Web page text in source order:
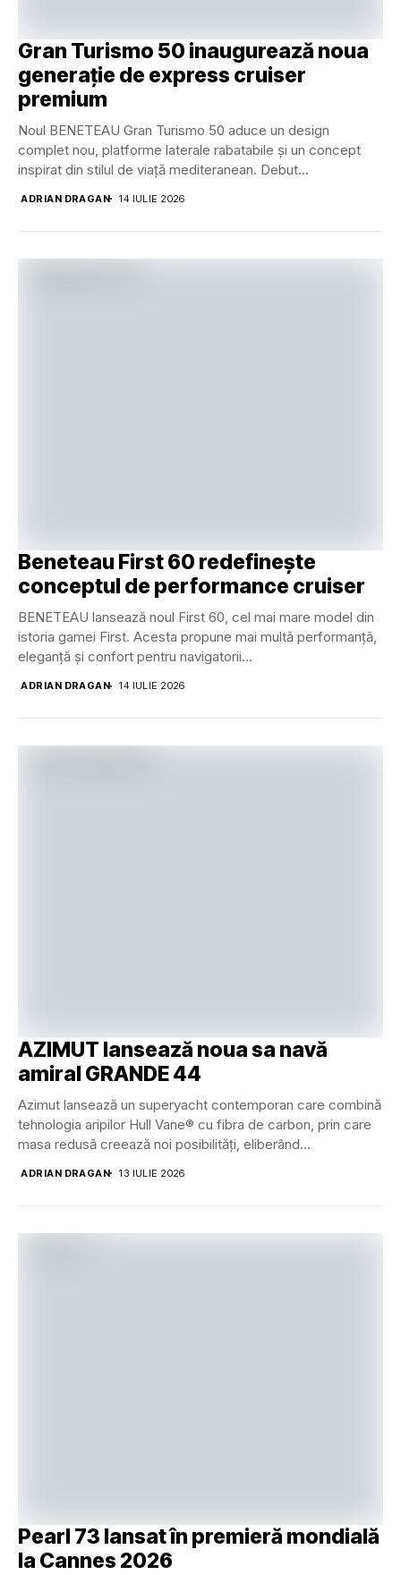
Gran Turismo 50 inaugurează noua
generație de express cruiser
premium
Noul BENETEAU Gran Turismo 50 aduce un design
complet nou, platforme laterale rabatabile și un concept
inspirat din stilul de viață mediteranean. Debut...
ADRIAN DRAGAN 14 IULIE 2026
Beneteau First 60 redefinește
conceptul de performance cruiser
BENETEAU lansează noul First 60, cel mai mare model din
istoria gamei First. Acesta propune mai multă performanță,
eleganță și confort pentru navigatorii...
ADRIAN DRAGAN 14 IULIE 2026
AZIMUT lansează noua sa navă
amiral GRANDE 44
Azimut lansează un superyacht contemporan care combină
tehnologia aripilor Hull Vane® cu fibra de carbon, prin care
masa redusă creează noi posibilități, eliberând...
ADRIAN DRAGAN 13 IULIE 2026
Pearl 73 lansat în premieră mondială
la Cannes 2026